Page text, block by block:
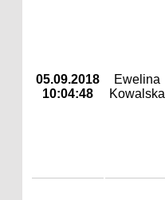
05.09.2018
10:04:48
Ewelina
Kowalska